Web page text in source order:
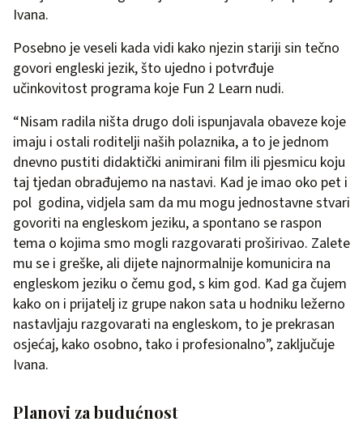
Ivana.
Posebno je veseli kada vidi kako njezin stariji sin tečno
govori engleski jezik, što ujedno i potvrđuje
učinkovitost programa koje Fun 2 Learn nudi.
“Nisam radila ništa drugo doli ispunjavala obaveze koje
imaju i ostali roditelji naših polaznika, a to je jednom
dnevno pustiti didaktički animirani film ili pjesmicu koju
taj tjedan obrađujemo na nastavi. Kad je imao oko pet i
pol godina, vidjela sam da mu mogu jednostavne stvari
govoriti na engleskom jeziku, a spontano se raspon
tema o kojima smo mogli razgovarati proširivao. Zalete
mu se i greške, ali dijete najnormalnije komunicira na
engleskom jeziku o čemu god, s kim god. Kad ga čujem
kako on i prijatelj iz grupe nakon sata u hodniku ležerno
nastavljaju razgovarati na engleskom, to je prekrasan
osjećaj, kako osobno, tako i profesionalno”, zaključuje
Ivana.
Planovi za budućnost